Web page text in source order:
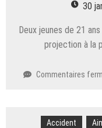
30
Deux jeunes de 21
projection à la
Commentaires
Accident